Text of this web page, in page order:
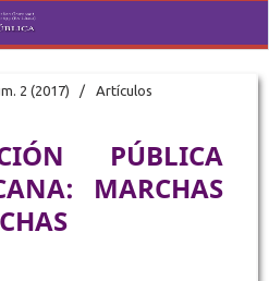
2 (2017) / Artículos
PÚBLICA
MARCHAS